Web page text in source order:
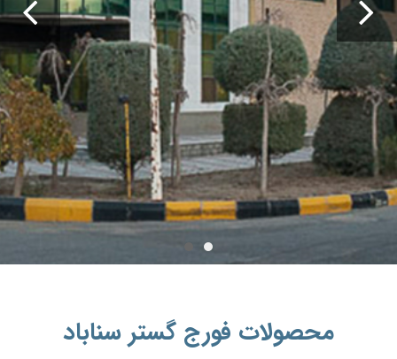
Previous
محصولات فورج گستر سناباد